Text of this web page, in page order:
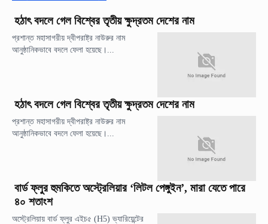
হঠাৎ বদলে গেল বিশ্বের তৃতীয় ক্ষুদ্রতম দেশের নাম
প্রশান্ত মহাসাগরীয় দ্বীপরাষ্ট্র নাউরুর নাম
আনুষ্ঠানিকভাবে বদলে ফেলা হয়েছে।...
হঠাৎ বদলে গেল বিশ্বের তৃতীয় ক্ষুদ্রতম দেশের নাম
প্রশান্ত মহাসাগরীয় দ্বীপরাষ্ট্র নাউরুর নাম
আনুষ্ঠানিকভাবে বদলে ফেলা হয়েছে।...
বার্ড ফ্লুর হুমকিতে অস্ট্রেলিয়ার ‘লিটল পেঙ্গুইন’, মারা যেতে পারে
৪০ শতাংশ
অস্ট্রেলিয়ায় বার্ড ফ্লুর এইচ৫ (H5) ভ্যারিয়েন্টের